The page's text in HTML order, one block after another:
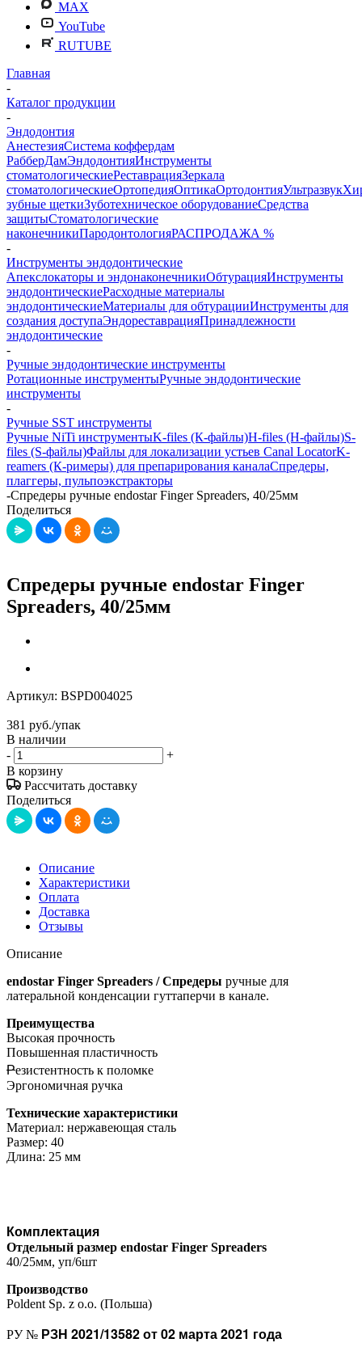
MAX
YouTube
RUTUBE
Главная
-
Каталог продукции
-
Эндодонтия
АнестезияСистема коффердам
РабберДамЭндодонтияИнструменты
стоматологическиеРеставрацияЗеркала
стоматологическиеОртопедияОптикаОртодонтияУльтразвук
зубные щеткиЗуботехническое оборудованиеСредства
защитыСтоматологические
наконечникиПародонтологияРАСПРОДАЖА %
-
Инструменты эндодонтические
Апекслокаторы и эндонаконечникиОбтурацияИнструменты
эндодонтическиеРасходные материалы
эндодонтическиеМатериалы для обтурацииИнструменты для
создания доступаЭндореставрацияПринадлежности
эндодонтические
-
Ручные эндодонтические инструменты
Ротационные инструментыРучные эндодонтические
инструменты
-
Ручные SST инструменты
Ручные NiTi инструментыK-files (К-файлы)H-files (Н-файлы)S-
files (S-файлы)Файлы для локализации устьев Canal LocatorK-
reamers (К-римеры) для препарирования каналаСпредеры,
плаггеры, пульпоэкстракторы
-Спредеры ручные endostar Finger Spreaders, 40/25мм
Поделиться
Спредеры ручные endostar Finger
Spreaders, 40/25мм
Артикул: BSPD004025
381 руб./упак
В наличии
-
+
В корзину
Рассчитать доставку
Поделиться
Описание
Характеристики
Оплата
Доставка
Отзывы
Описание
endostar Finger Spreaders / Спредеры ручные для
латеральной конденсации гуттаперчи в канале.
Преимущества
Высокая прочность
Повышенная пластичность
Резистентность к поломке
Эргономичная ручка
Технические характеристики
Материал: нержавеющая сталь
Размер: 40
Длина: 25 мм
Комплектация
Отдельный размер endostar Finger Spreaders
40/25мм, уп/6шт
Производство
Poldent Sp. z o.o. (Польша)
РУ № РЗН 2021/13582 от 02 марта 2021 года